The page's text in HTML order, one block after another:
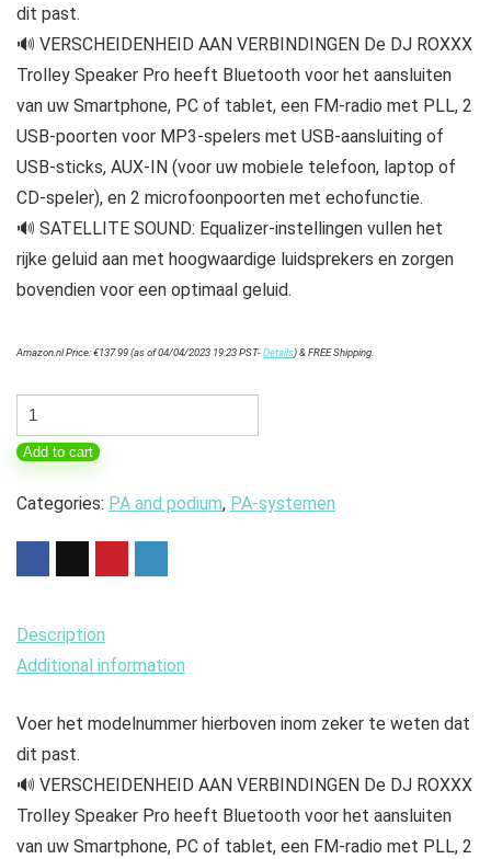
dit past.
🔊 VERSCHEIDENHEID AAN VERBINDINGEN De DJ ROXXX
Trolley Speaker Pro heeft Bluetooth voor het aansluiten
van uw Smartphone, PC of tablet, een FM-radio met PLL, 2
USB-poorten voor MP3-spelers met USB-aansluiting of
USB-sticks, AUX-IN (voor uw mobiele telefoon, laptop of
CD-speler), en 2 microfoonpoorten met echofunctie.
🔊 SATELLITE SOUND: Equalizer-instellingen vullen het
rijke geluid aan met hoogwaardige luidsprekers en zorgen
bovendien voor een optimaal geluid.
Amazon.nl Price:€137.99(as of 04/04/2023 19:23 PST-Details)&FREE Shipping.
LEICKE
DJ
Trolley
Draagbare
Party
met
USB,
Bluetooth,
Auxiliary
Input,
Add to cart
Categories: PA and podium, PA-systemen
Description
Additional information
Voer het modelnummer hierboven inom zeker te weten dat
dit past.
🔊 VERSCHEIDENHEID AAN VERBINDINGEN De DJ ROXXX
Trolley Speaker Pro heeft Bluetooth voor het aansluiten
van uw Smartphone, PC of tablet, een FM-radio met PLL, 2